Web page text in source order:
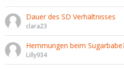
Dauer des SD Verhältnisses
clara23
Hemmungen beim
Lilly934